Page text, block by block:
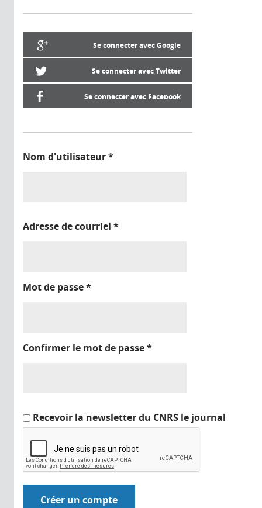
Se connecter avec Google
Se connecter avec Twitter
Se connecter avec Facebook
Nom d'utilisateur*
Adresse de courriel *
Mot de passe*
Confirmer le mot de passe*
Recevoir la newsletter du CNRS le journal